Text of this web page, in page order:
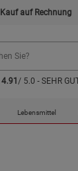
Kauf auf Rechnung
4.91 / 5.0 - SEHR
Lebensmittel